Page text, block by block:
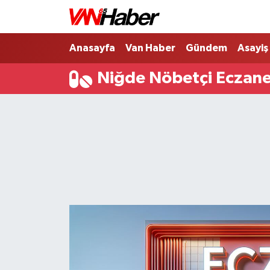
Anasayfa Van Haber Gündem Asayiş
Niğde Nöbetçi
Nöbetçi Eczaneler
Hava Durumu